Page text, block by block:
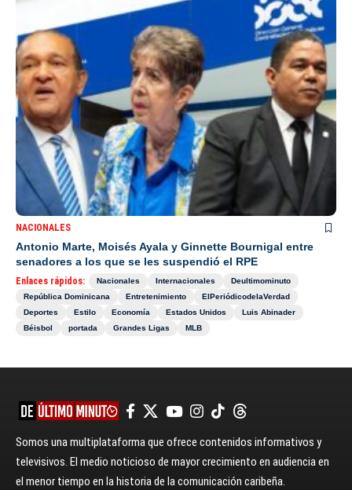
NACIONALES
Antonio Marte, Moisés Ayala y Ginnette Bournigal entre
senadores a los que se les suspendió el RPE
Enlaces rápidos: Nacionales Internacionales
Deultimominuto
República Dominicana
Entretenimiento
ElPeriódicodelaVerdad
Deportes
Estilo Economía Estados Unidos
Luis Abinader
Béisbol
portada Grandes Ligas MLB
Somos una multiplataforma que ofrece contenidos informativos y
televisivos. El medio noticioso de mayor crecimiento en audiencia en
el menor tiempo en la historia de la comunicación caribeña.